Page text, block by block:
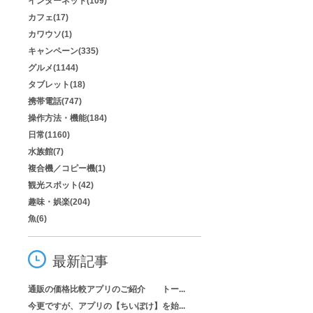
カフェ(17)
カワウソ(1)
キャンペーン(335)
グルメ(1144)
タブレット(18)
携帯電話(747)
操作方法・機能(184)
日常(1160)
水族館(7)
複合機／コピー機(1)
観光スポット(42)
趣味・娯楽(204)
魚(6)
最新記事
通販の価格比較アプリのご紹介 トー...
今更ですが、アプリの【ちいぽけ】を始...